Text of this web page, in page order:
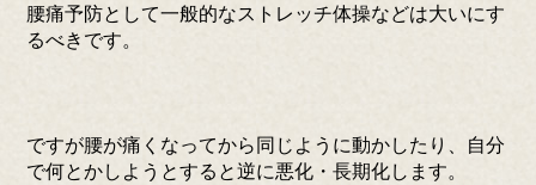
腰痛予防として一般的なストレッチ体操などは大いにす
るべきです。
ですが腰が痛くなってから同じように動かしたり、自分
で何とかしようとすると逆に悪化・長期化します。